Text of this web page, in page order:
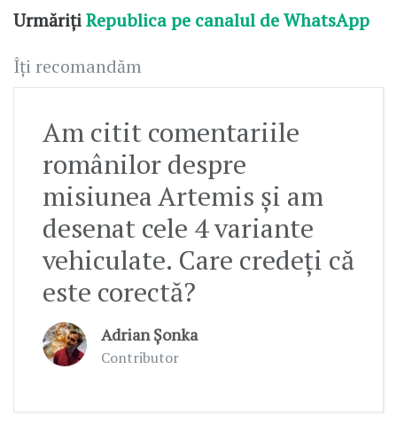
UrmărițiRepublica pe canalul de WhatsApp
Îți recomandăm
Am citit comentariile
românilor despre
misiunea Artemis și am
desenat cele 4 variante
vehiculate. Care credeți că
este corectă?
Adrian Șonka
Contributor